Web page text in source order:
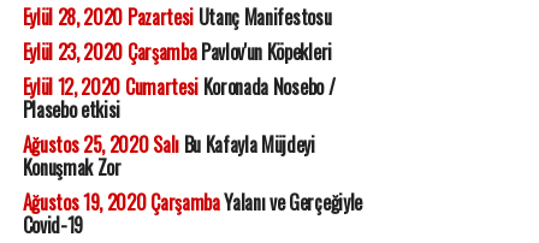
Eylül 28, 2020 PazartesiUtanç Manifestosu
Eylül 23, 2020 ÇarşambaPavlov'un Köpekleri
Eylül 12, 2020 CumartesiKoronada Nosebo /
Plasebo etkisi
Ağustos 25, 2020 SalıBu Kafayla Müjdeyi
Konuşmak Zor
Ağustos 19, 2020 ÇarşambaYalanı ve Gerçeğiyle
Covid-19